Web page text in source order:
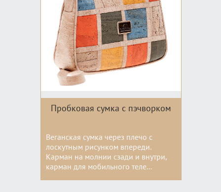
Пробковая сумка с пэчворком
Веганская сумка через плечо с
лоскутным рисунком впереди.
Карман на молнии сзади и внутри,
карман для мобильного теле...
Цвета: